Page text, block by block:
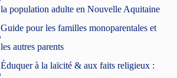
la population adulte en Nouvelle Aquitaine
Guide pour les familles monoparentales et
les autres parents
Éduquer à la laïcité & aux faits religieux :